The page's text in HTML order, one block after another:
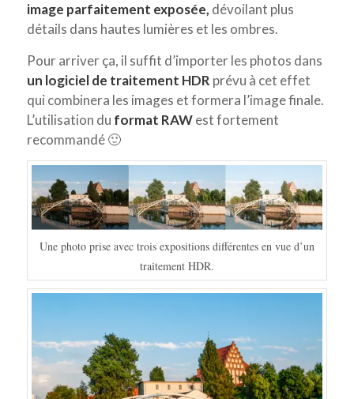
image parfaitement exposée, dévoilant plus
détails dans hautes lumières et les ombres.
Pour arriver ça, il suffit d’importer les photos dans
un logiciel de traitement HDR prévu à cet effet
qui combinera les images et formera l’image finale.
L’utilisation du format RAWest fortement
recommandé 🙂
Une photo prise avec trois expositions différentes en vue d’un
traitement HDR.